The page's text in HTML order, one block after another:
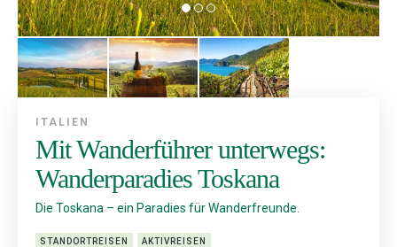
ITALIEN
Mit Wanderführer unterwegs:
Wanderparadies Toskana
Die Toskana – ein Paradies für Wanderfreunde.
STANDORTREISEN AKTIVREISEN